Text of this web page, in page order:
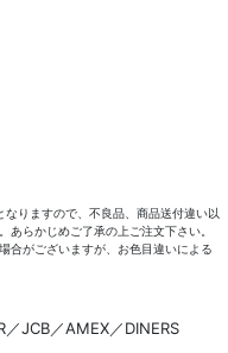
りますので、不良品、商品送付違い以
らかじめご了承の上ご注文下さい。
合がございますが、お色目違いによる
JCB／AMEX／DINERS